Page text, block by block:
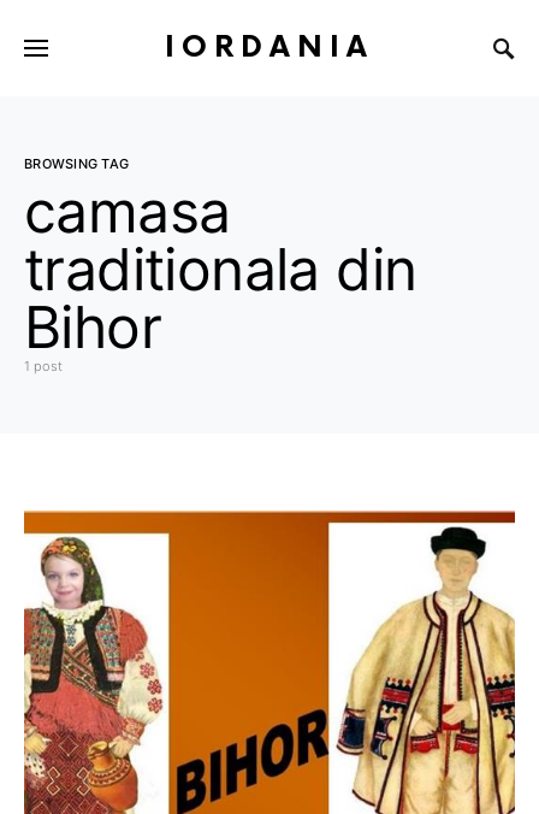
IORDANIA
BROWSING TAG
camasa
traditionala din
Bihor
1 post